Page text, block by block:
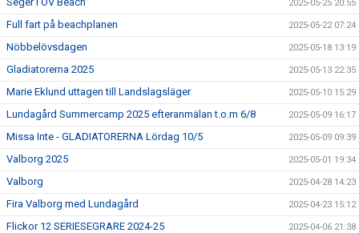
2025-05-25 20:55
Full fart på beachplanen 2025-05-22 07:24
Nöbbelövsdagen 2025-05-18 13:19
Gladiatorerna 2025 2025-05-13 22:35
Marie Eklund uttagen till Landslagsläger 2025-05-10 15:29
Lundagård Summercamp 2025 efteranmälan t.o.m 6/8 2025-05-09 16:17
Missa Inte - GLADIATORERNA Lördag 10/5 2025-05-09 09:39
Valborg 2025 2025-05-01 19:34
Valborg 2025-04-28 14:23
Fira Valborg med Lundagård 2025-04-23 15:12
Flickor 12 SERIESEGRARE 2024-25 2025-04-06 21:38